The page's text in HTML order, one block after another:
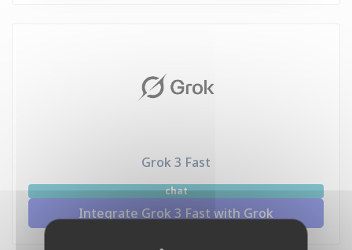
Grok 3 Fast
chat
Integrate Grok 3 Fast with Grok